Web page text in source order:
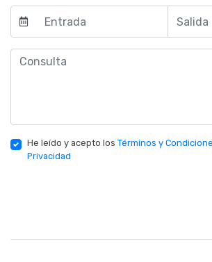
He leído y acepto los Términos y
Privacidad